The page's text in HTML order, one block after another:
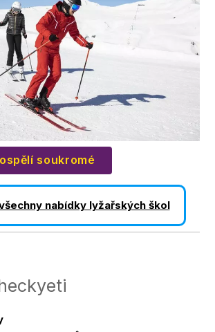
soukromé
nabídky lyžařských škol